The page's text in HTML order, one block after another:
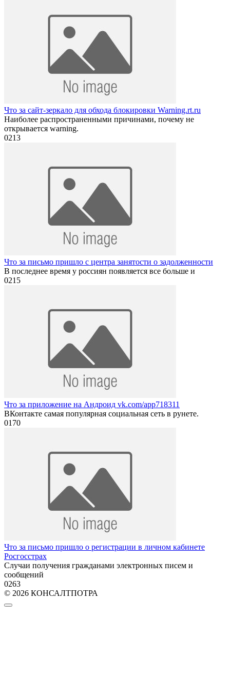
Что за сайт-зеркало для обхода блокировки Warning.rt.ru
Наиболее распространенными причинами, почему не
открывается warning.
0213
Что за письмо пришло с центра занятости о задолженности
В последнее время у россиян появляется все больше и
0215
Что за приложение на Андроид vk.com/app718311
ВКонтакте самая популярная социальная сеть в рунете.
0170
Что за письмо пришло о регистрации в личном кабинете
Росгосстрах
Случаи получения гражданами электронных писем и
сообщений
0263
© 2026 КОНСАЛТПОТРА